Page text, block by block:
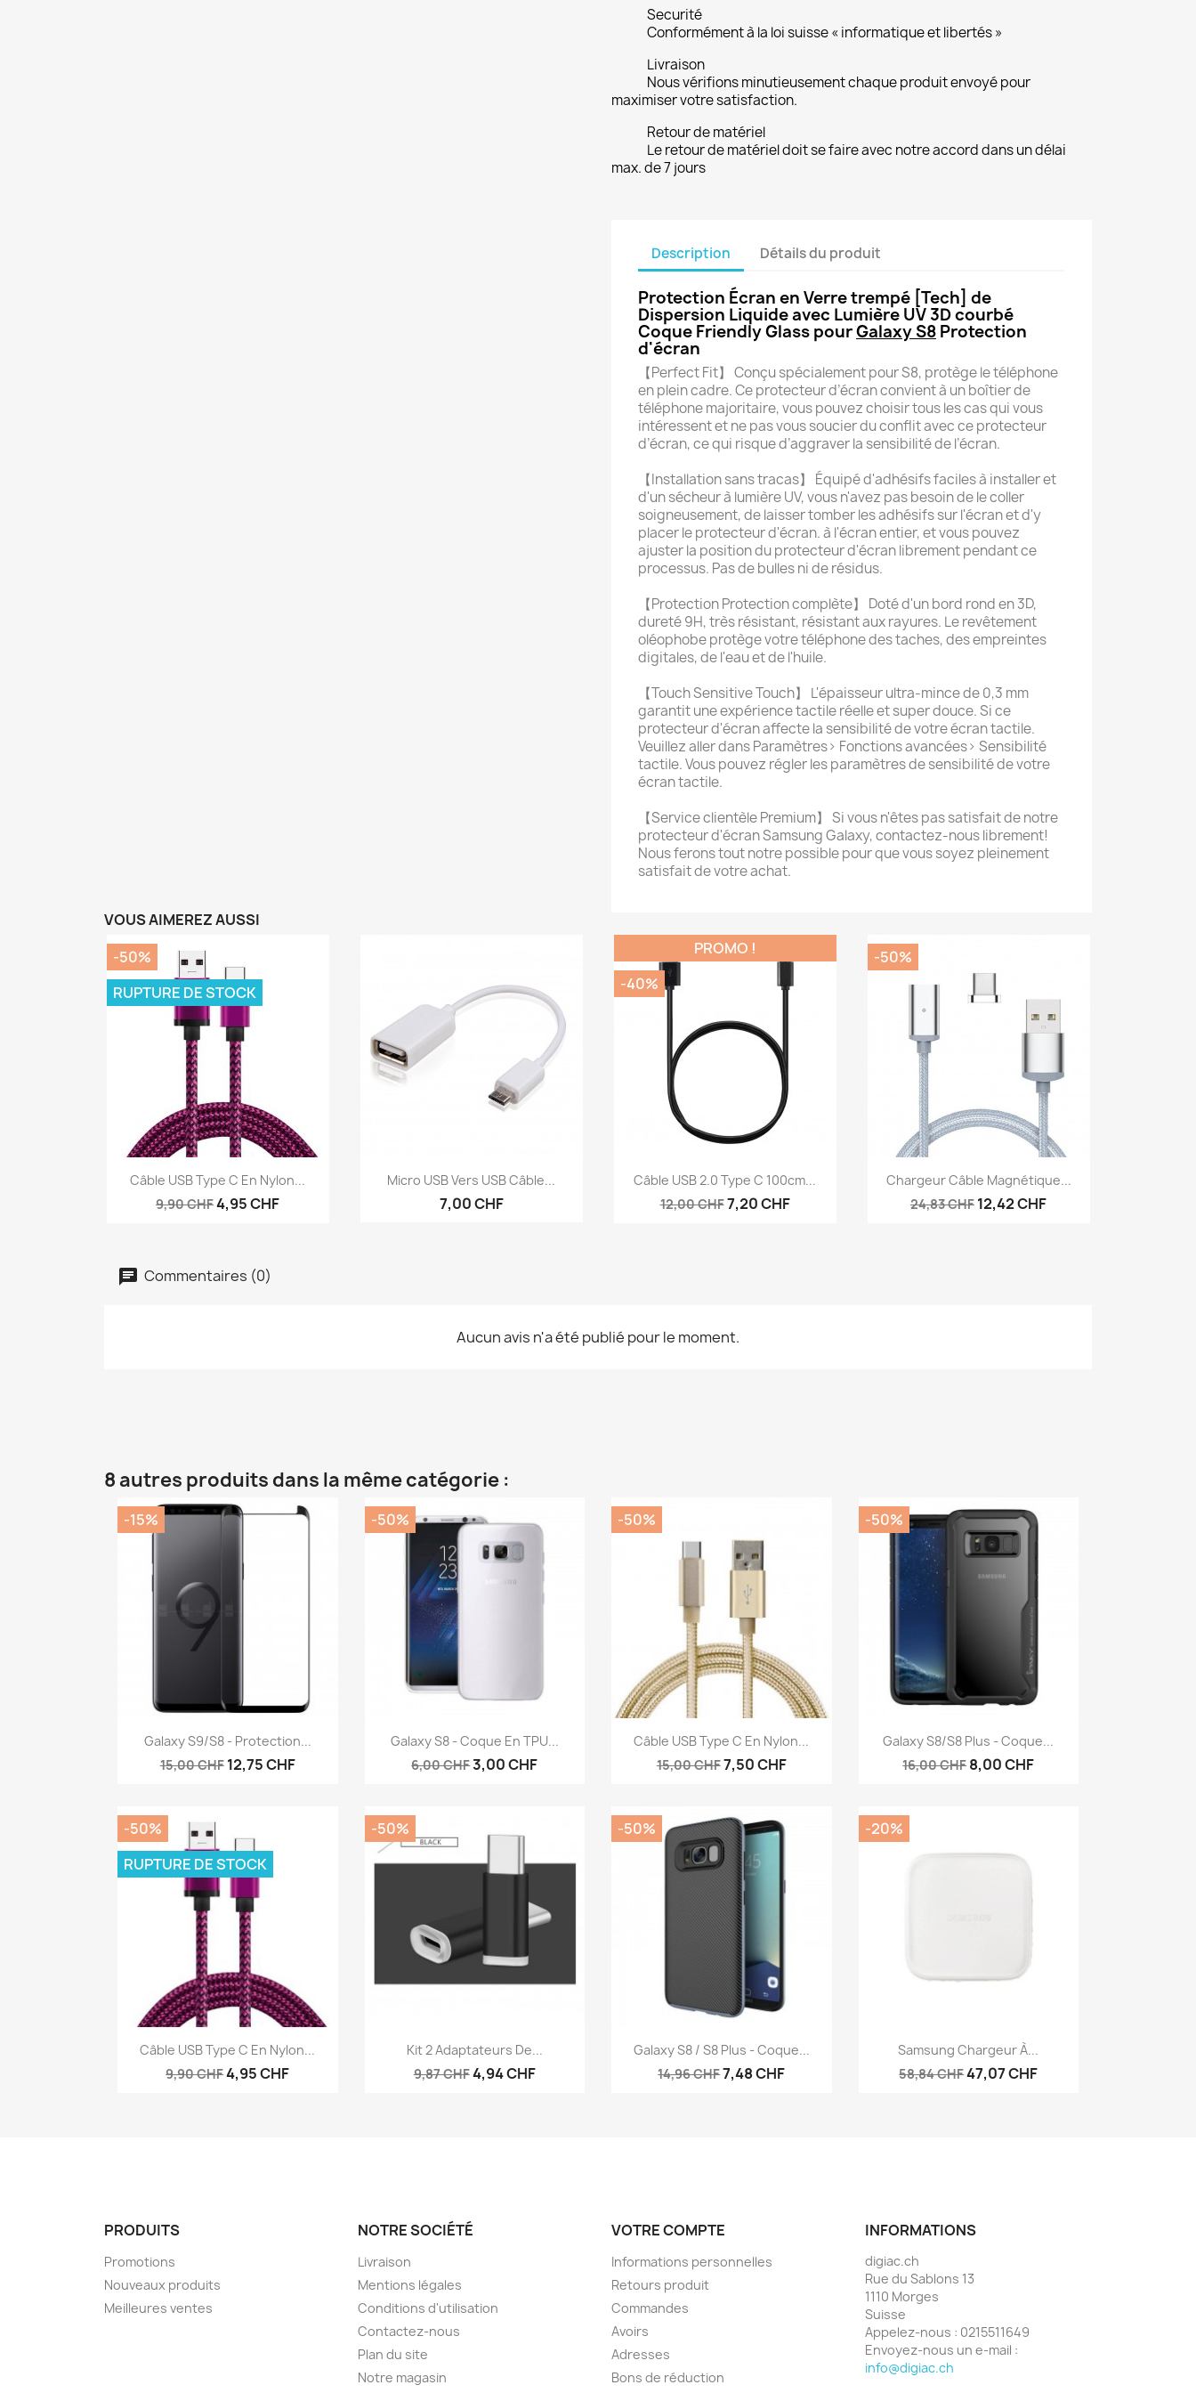
Securité
Conformément à la loi suisse « informatique et libertés »
Livraison
Nous vérifions minutieusement chaque produit envoyé pour
maximiser votre satisfaction.
Retour de matériel
Le retour de matériel doit se faire avec notre accord dans un délai
max. de 7 jours
Description Détails du produit
Protection Écran en Verre trempé [Tech] de
Dispersion Liquide avec Lumière UV 3D courbé
Coque Friendly Glass pourGalaxy S8 Protection
d'écran
【Perfect Fit】 Conçu spécialement pour S8, protège le téléphone
en plein cadre. Ce protecteur d’écran convient à un boîtier de
téléphone majoritaire, vous pouvez choisir tous les cas qui vous
intéressent et ne pas vous soucier du conflit avec ce protecteur
d’écran, ce qui risque d’aggraver la sensibilité de l’écran.
【Installation sans tracas】 Équipé d'adhésifs faciles à installer et
d'un sécheur à lumière UV, vous n'avez pas besoin de le coller
soigneusement, de laisser tomber les adhésifs sur l'écran et d'y
placer le protecteur d'écran. à l'écran entier, et vous pouvez
ajuster la position du protecteur d'écran librement pendant ce
processus. Pas de bulles ni de résidus.
【Protection Protection complète】 Doté d'un bord rond en 3D,
dureté 9H, très résistant, résistant aux rayures. Le revêtement
oléophobe protège votre téléphone des taches, des empreintes
digitales, de l'eau et de l'huile.
【Touch Sensitive Touch】 L'épaisseur ultra-mince de 0,3 mm
garantit une expérience tactile réelle et super douce. Si ce
protecteur d'écran affecte la sensibilité de votre écran tactile.
Veuillez aller dans Paramètres> Fonctions avancées> Sensibilité
tactile. Vous pouvez régler les paramètres de sensibilité de votre
écran tactile.
【Service clientèle Premium】 Si vous n'êtes pas satisfait de notre
protecteur d'écran Samsung Galaxy, contactez-nous librement!
Nous ferons tout notre possible pour que vous soyez pleinement
satisfait de votre achat.
VOUS AIMEREZ AUSSI
Aperçu rapide
Câble USB Type C En Nylon...
9,90 CHF4,95 CHF
-50%
RUPTURE DE STOCK
Aperçu rapide
Micro USB Vers USB Câble...
7,00 CHF
Aperçu rapide
Câble USB 2.0 Type C 100cm...
12,00 CHF7,20 CHF
PROMO !
-40%
Aperçu rapide
Chargeur Câble Magnétique...
24,83 CHF 12,42 CHF
-50%
Commentaires (0)
Aucun avis n'a été publié pour le moment.
8 autres produits dans la même catégorie :
Aperçu rapide
Galaxy S9/S8 - Protection...
15,00 CHF 12,75 CHF
-15%
Aperçu rapide
Galaxy S8 - Coque En TPU...
6,00 CHF3,00 CHF
-50%
Aperçu rapide
Câble USB Type C En Nylon...
15,00 CHF7,50 CHF
-50%
Aperçu rapide
Galaxy S8/S8 Plus - Coque...
16,00 CHF8,00 CHF
-50%
Aperçu rapide
Câble USB Type C En Nylon...
9,90 CHF4,95 CHF
-50%
RUPTURE DE STOCK
 Aperçu rapide
Kit 2 Adaptateurs De...
9,87 CHF4,94 CHF
-50%
Aperçu rapide
Galaxy S8 / S8 Plus - Coque...
14,96 CHF7,48 CHF
-50%
Aperçu rapide
Samsung Chargeur À...
58,84 CHF47,07 CHF
-20%
PRODUITS
Promotions
Nouveaux produits
Meilleures ventes
NOTRE SOCIÉTÉ
Livraison
Mentions légales
Conditions d'utilisation
Contactez-nous
Plan du site
Notre magasin
VOTRE COMPTE
Informations personnelles
Retours produit
Commandes
Avoirs
Adresses
Bons de réduction
INFORMATIONS
digiac.ch
Rue du Sablons 13
1110 Morges
Suisse
Appelez-nous : 0215511649
Envoyez-nous un e-mail :
info@digiac.ch